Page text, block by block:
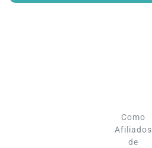
Como
Afiliados
de